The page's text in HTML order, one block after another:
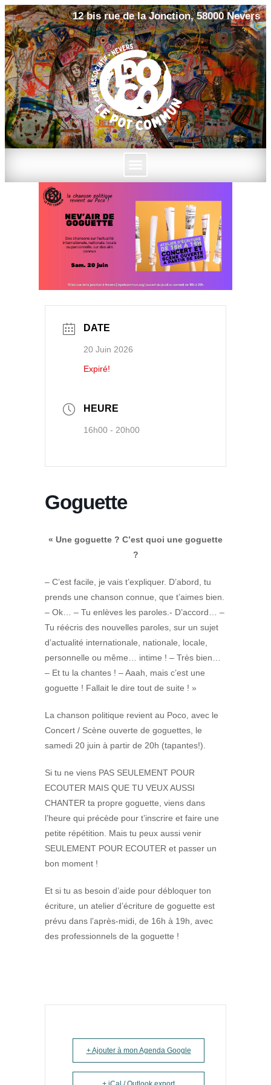
12 bis rue de la Jonction, 58000 Nevers
DATE
20 Juin 2026
Expiré!
HEURE
16h00 - 20h00
Goguette
« Une goguette ? C’est quoi une goguette
?
– C’est facile, je vais t’expliquer. D’abord, tu
prends une chanson connue, que t’aimes bien.
– Ok… – Tu enlèves les paroles.- D’accord… –
Tu réécris des nouvelles paroles, sur un sujet
d’actualité internationale, nationale, locale,
personnelle ou même… intime ! – Très bien…
– Et tu la chantes ! – Aaah, mais c’est une
goguette ! Fallait le dire tout de suite ! »
La chanson politique revient au Poco, avec le
Concert / Scène ouverte de goguettes, le
samedi 20 juin à partir de 20h (tapantes!).
Si tu ne viens PAS SEULEMENT POUR
ECOUTER MAIS QUE TU VEUX AUSSI
CHANTER ta propre goguette, viens dans
l’heure qui précède pour t’inscrire et faire une
petite répétition. Mais tu peux aussi venir
SEULEMENT POUR ECOUTER et passer un
bon moment !
Et si tu as besoin d’aide pour débloquer ton
écriture, un atelier d’écriture de goguette est
prévu dans l’après-midi, de 16h à 19h, avec
des professionnels de la goguette !
+ Ajouter à mon Agenda Google